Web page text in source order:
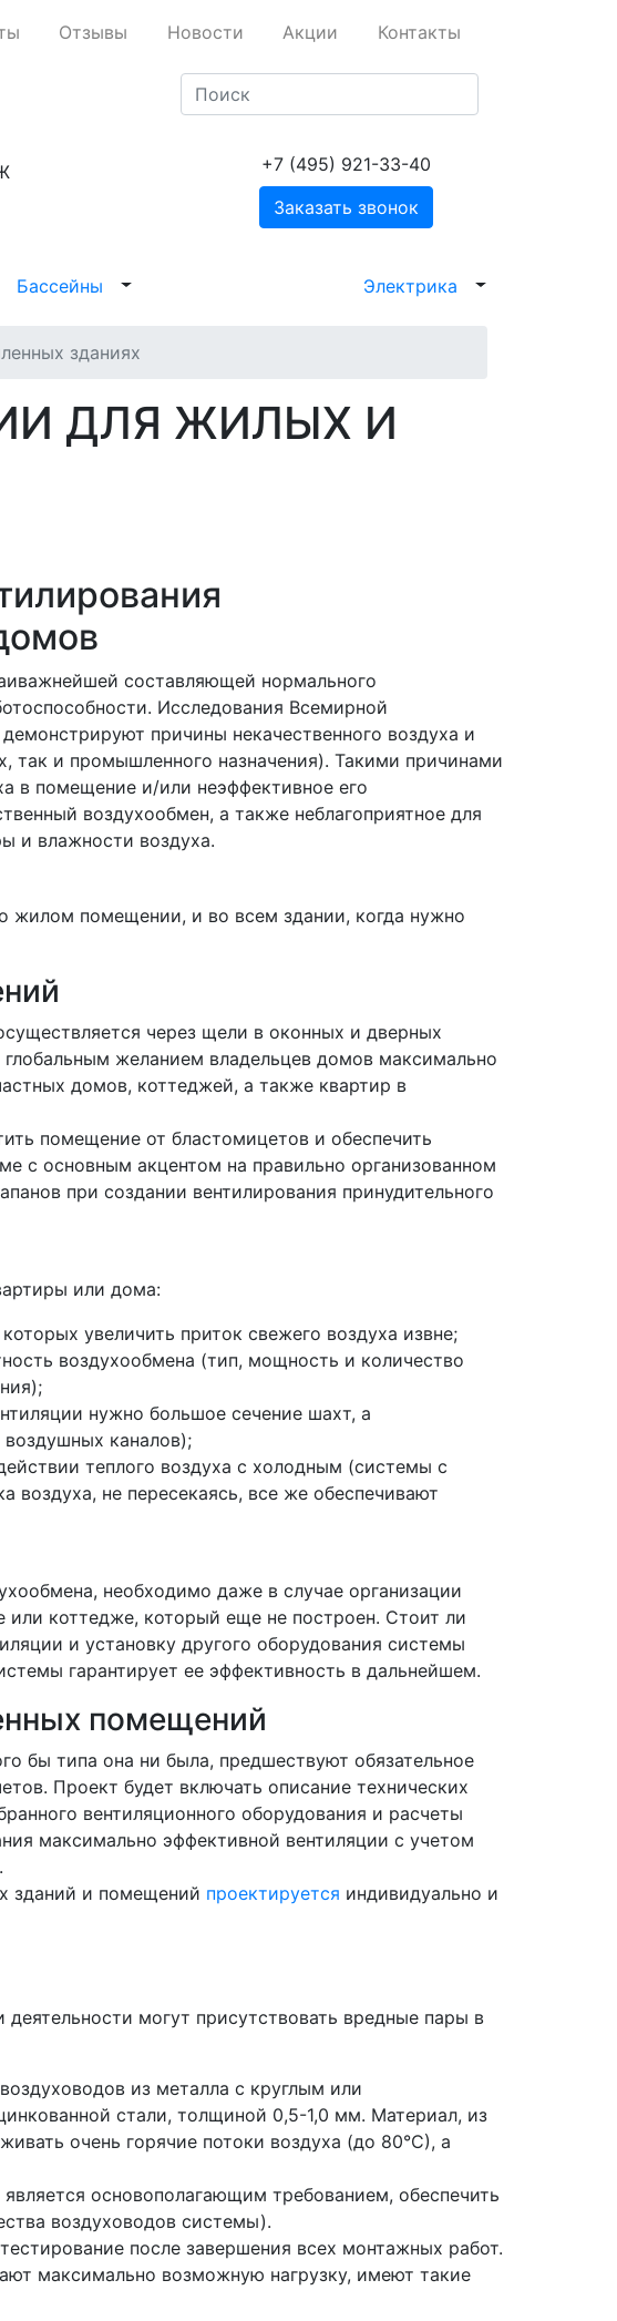
Отзывы Новости Акции Контакты
+7 (495) 921-33-40
Заказать звонок
Бассейны Электрика
зданиях
ДЛЯ ЖИЛЫХ И
составляющей нормального
Исследования Всемирной
причины некачественного воздуха и
и промышленного назначения). Такими причинами
в помещение и/или неэффективное его
воздухообмен, а также неблагоприятное для
и влажности воздуха.
жилом помещении, и во всем здании, когда нужно
через щели в оконных и дверных
желанием владельцев домов максимально
домов, коттеджей, а также квартир в
помещение от бластомицетов и обеспечить
с основным акцентом на правильно организованном
при создании вентилирования принудительного
или дома:
увеличить приток свежего воздуха извне;
воздухообмена (тип, мощность и количество
нужно большое сечение шахт, а
каналов);
теплого воздуха с холодным (системы с
воздуха, не пересекаясь, все же обеспечивают
необходимо даже в случае организации
или коттедже, который еще не построен. Стоит ли
и установку другого оборудования системы
гарантирует ее эффективность в дальнейшем.
помещений
бы типа она ни была, предшествуют обязательное
Проект будет включать описание технических
вентиляционного оборудования и расчеты
максимально эффективной вентиляции с учетом
зданий и помещений проектируется индивидуально и
могут присутствовать вредные пары в
из металла с круглым или
стали, толщиной 0,5-1,0 мм. Материал, из
очень горячие потоки воздуха (до 80°С), а
основополагающим требованием, обеспечить
воздуховодов системы).
после завершения всех монтажных работ.
максимально возможную нагрузку, имеют такие